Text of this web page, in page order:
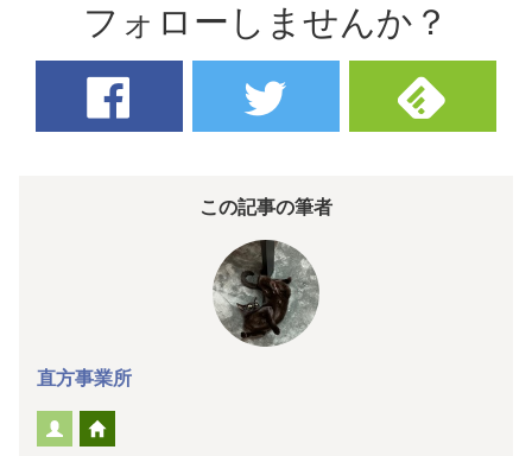
フォローしませんか？
この記事の筆者
直方事業所